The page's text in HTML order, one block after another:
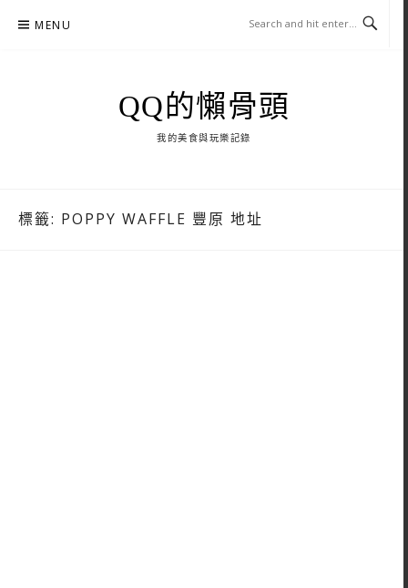
MENU
QQ的懶骨頭
我的美食與玩樂記錄
標籤: POPPY WAFFLE 豐原 地址